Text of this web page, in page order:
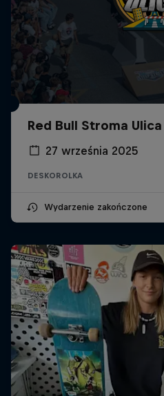
Red Bull Stroma Ulica
27 września 2025
DESKOROLKA
Wydarzenie zakończone